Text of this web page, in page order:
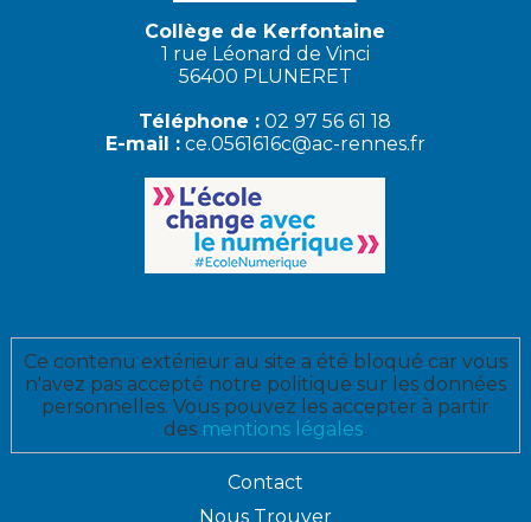
Collège de Kerfontaine
1 rue Léonard de Vinci
56400 PLUNERET
Téléphone : 02 97 56 61 18
E-mail : ce.0561616c@ac-rennes.fr
Ce contenu extérieur au site a été bloqué car vous
n'avez pas accepté notre politique sur les données
personnelles. Vous pouvez les accepter à partir
des mentions légales.
Contact
Nous Trouver